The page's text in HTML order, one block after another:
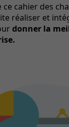
ce cahier des
réaliser et
donner la